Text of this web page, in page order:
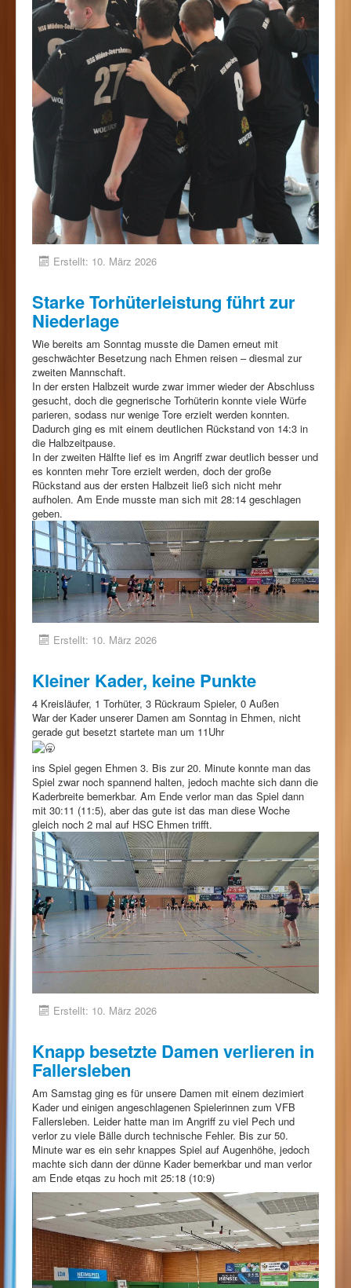
Erstellt: 10. März 2026
Starke Torhüterleistung führt zur
Niederlage
Wie bereits am Sonntag musste die Damen erneut mit
geschwächter Besetzung nach Ehmen reisen – diesmal zur
zweiten Mannschaft.
In der ersten Halbzeit wurde zwar immer wieder der Abschluss
gesucht, doch die gegnerische Torhüterin konnte viele Würfe
parieren, sodass nur wenige Tore erzielt werden konnten.
Dadurch ging es mit einem deutlichen Rückstand von 14:3 in
die Halbzeitpause.
In der zweiten Hälfte lief es im Angriff zwar deutlich besser und
es konnten mehr Tore erzielt werden, doch der große
Rückstand aus der ersten Halbzeit ließ sich nicht mehr
aufholen. Am Ende musste man sich mit 28:14 geschlagen
geben.
Erstellt: 10. März 2026
Kleiner Kader, keine Punkte
4 Kreisläufer, 1 Torhüter, 3 Rückraum Spieler, 0 Außen
War der Kader unserer Damen am Sonntag in Ehmen, nicht
gerade gut besetzt startete man um 11Uhr
ins Spiel gegen Ehmen 3. Bis zur 20. Minute konnte man das
Spiel zwar noch spannend halten, jedoch machte sich dann die
Kaderbreite bemerkbar. Am Ende verlor man das Spiel dann
mit 30:11 (11:5), aber das gute ist das man diese Woche
gleich noch 2 mal auf HSC Ehmen trifft.
Erstellt: 10. März 2026
Knapp besetzte Damen verlieren in
Fallersleben
Am Samstag ging es für unsere Damen mit einem dezimiert
Kader und einigen angeschlagenen Spielerinnen zum VFB
Fallersleben. Leider hatte man im Angriff zu viel Pech und
verlor zu viele Bälle durch technische Fehler. Bis zur 50.
Minute war es ein sehr knappes Spiel auf Augenhöhe, jedoch
machte sich dann der dünne Kader bemerkbar und man verlor
am Ende etqas zu hoch mit 25:18 (10:9)